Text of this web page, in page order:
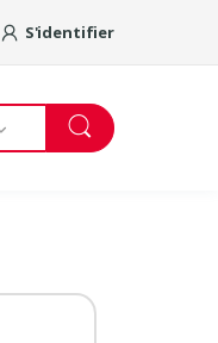
S'identifier